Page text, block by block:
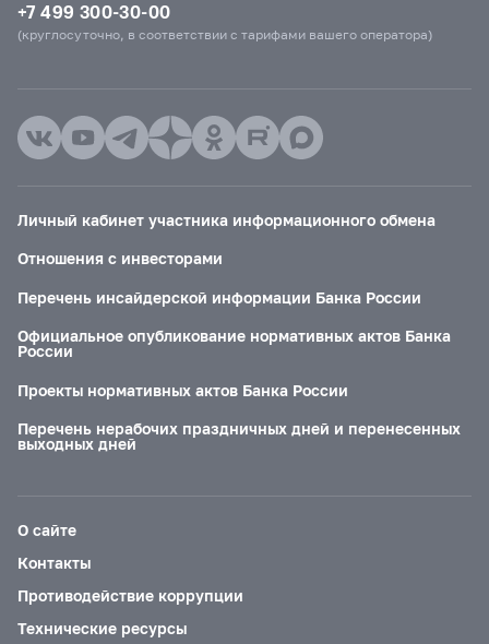
+7 499 300-30-00
(круглосуточно, в соответствии с тарифами вашего оператора)
Личный кабинет участника информационного обмена
Отношения с инвесторами
Перечень инсайдерской информации Банка России
Официальное опубликование нормативных актов Банка
России
Проекты нормативных актов Банка России
Перечень нерабочих праздничных дней и перенесенных
выходных дней
О сайте
Контакты
Противодействие коррупции
Технические ресурсы